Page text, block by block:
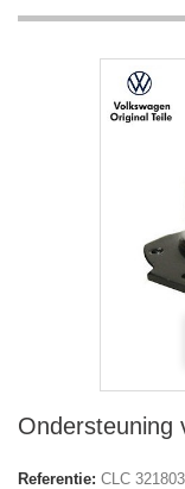
Ondersteuning
Referentie: CLC